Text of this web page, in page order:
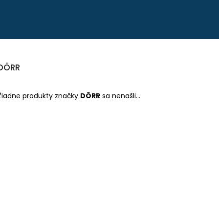
produkty značky DÖRR sa nenašli...